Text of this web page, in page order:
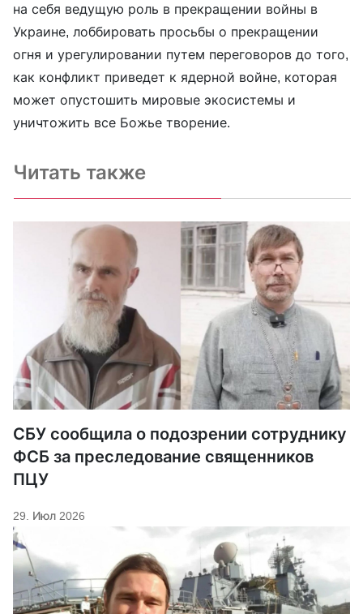
на себя ведущую роль в прекращении войны в
Украине, лоббировать просьбы о прекращении
огня и урегулировании путем переговоров до того,
как конфликт приведет к ядерной войне, которая
может опустошить мировые экосистемы и
уничтожить все Божье творение.
Читать также
СБУ сообщила о подозрении сотруднику
ФСБ за преследование священников
ПЦУ
29. Июл 2026